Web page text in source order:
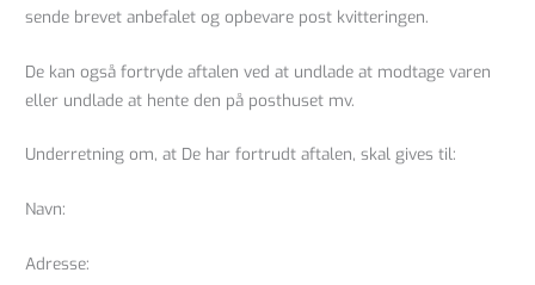
sende brevet anbefalet og opbevare post kvitteringen.
De kan også fortryde aftalen ved at undlade at modtage varen
eller undlade at hente den på posthuset mv.
Underretning om, at De har fortrudt aftalen, skal gives til:
Navn:
Adresse: